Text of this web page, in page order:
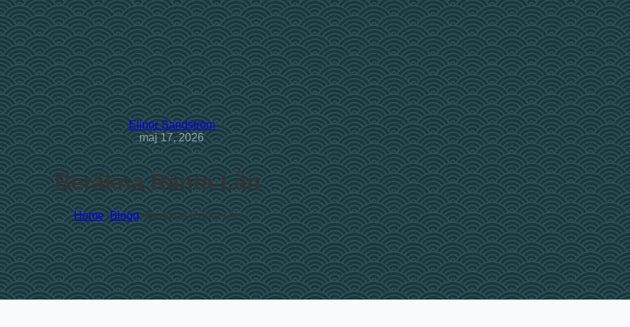
Elinor Sandström
maj 17, 2026
Beräkna Ränta Lån
Home Blogg Beräkna Ränta Lån